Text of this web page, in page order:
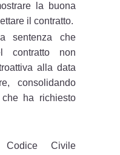
la buona
il contratto.
sentenza che
contratto non
alla data
consolidando
ha richiesto
Civile